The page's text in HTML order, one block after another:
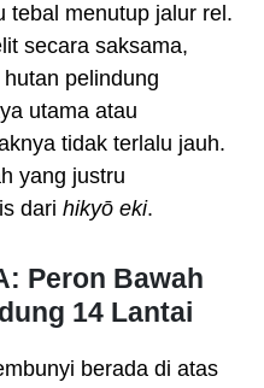
tebal menutup jalur rel.
secara saksama,
pelindung
utama atau
tidak terlalu jauh.
yang justru
dari hikyō eki.
Peron Bawah
14 Lantai
berada di atas